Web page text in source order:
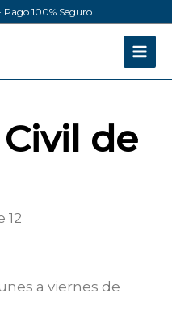
Pago 100% Seguro
de
12
a viernes de